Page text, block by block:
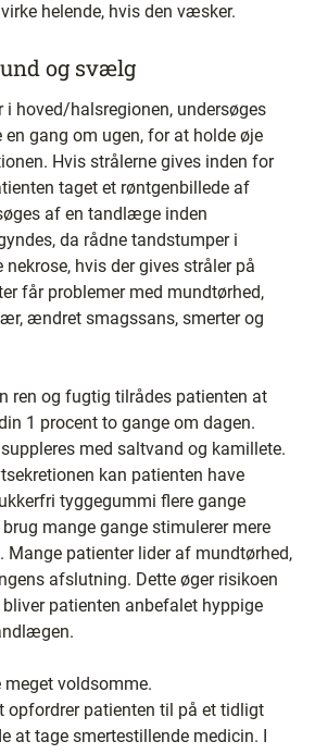
helende, hvis den væsker.
og svælg
i hoved/halsregionen, undersøges
gang om ugen, for at holde øje
Hvis strålerne gives inden for
taget et røntgenbillede af
af en tandlæge inden
da rådne tandstumper i
hvis der gives stråler på
får problemer med mundtørhed,
ændret smagssans, smerter og
ren og fugtig tilrådes patienten at
1 procent to gange om dagen.
med saltvand og kamillete.
kan patienten have
tyggegummi flere gange
mange gange stimulerer mere
Mange patienter lider af mundtørhed,
afslutning. Dette øger risikoen
patienten anbefalet hyppige
meget voldsomme.
opfordrer patienten til på et tidligt
at tage smertestillende medicin. I